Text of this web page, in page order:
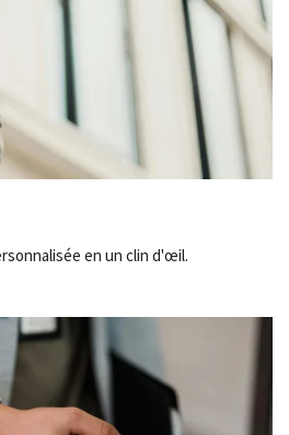
en un clin d'œil.